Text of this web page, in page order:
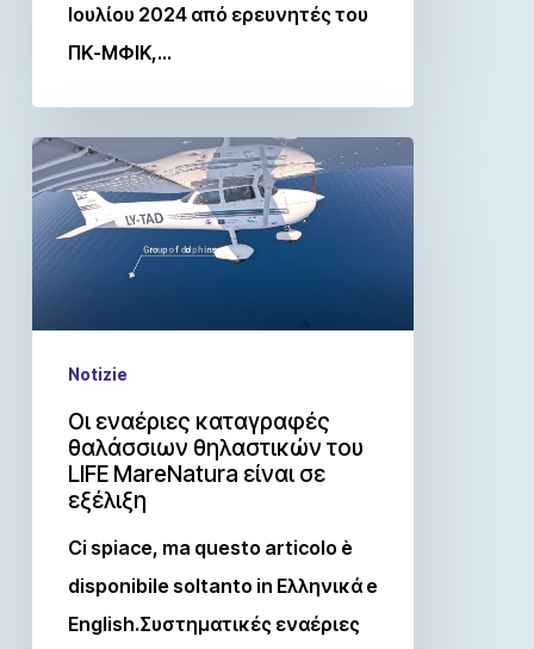
Ιουλίου 2024 από ερευνητές του
ΠΚ-ΜΦΙΚ,…
Notizie
Οι εναέριες καταγραφές
θαλάσσιων θηλαστικών του
LIFE MareNatura είναι σε
εξέλιξη
Ci spiace, ma questo articolo è
disponibile soltanto in Ελληνικά e
English.Συστηματικές εναέριες